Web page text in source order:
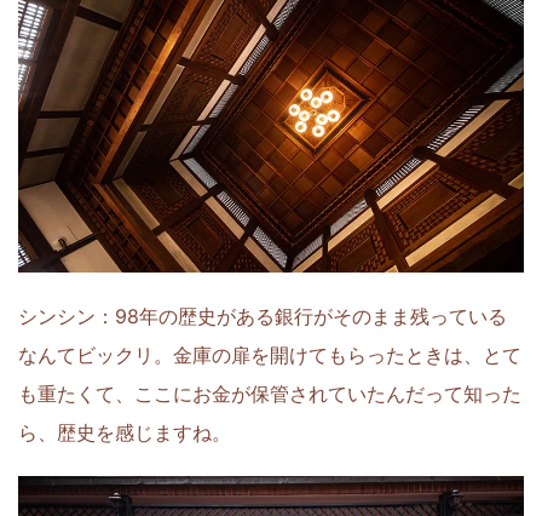
シンシン：98年の歴史がある銀行がそのまま残っている
なんてビックリ。金庫の扉を開けてもらったときは、とて
も重たくて、ここにお金が保管されていたんだって知った
ら、歴史を感じますね。